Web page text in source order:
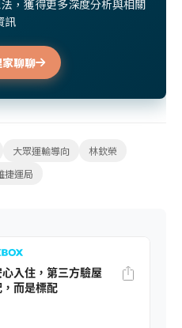
，獲得更多深度分析與相關
訊
聊聊
大眾運輸導向
林欽榮
捷運局